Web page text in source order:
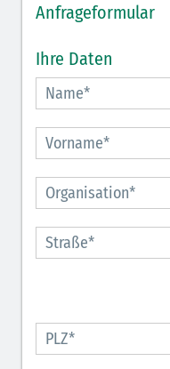
Anfrageformular
Ihre Daten